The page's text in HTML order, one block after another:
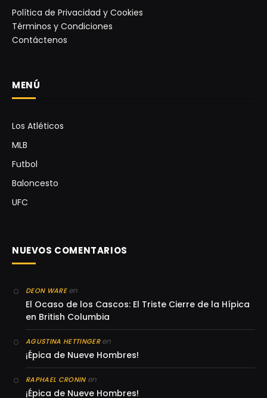
Política de Privacidad y Cookies
Términos y Condiciones
Contáctenos
MENÚ
Los Atléticos
MLB
Futbol
Baloncesto
UFC
NUEVOS COMENTARIOS
DEON WAREen
El Ocaso de los Cascos: El Triste Cierre de la Hípica
en British Columbia
AGUSTINA HETTINGERen
¡Épica de Nueve Hombres!
RAPHAEL CRONINen
¡Épica de Nueve Hombres!